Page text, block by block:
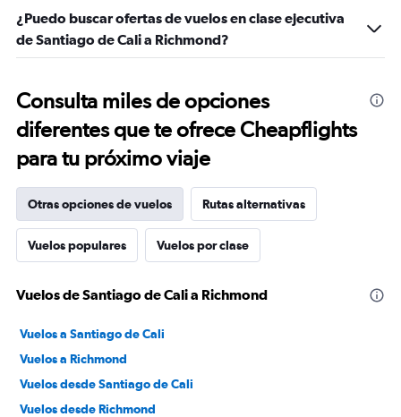
¿Puedo buscar ofertas de vuelos en clase ejecutiva
de Santiago de Cali a Richmond?
Consulta miles de opciones
diferentes que te ofrece Cheapflights
para tu próximo viaje
Otras opciones de vuelos Rutas alternativas
Vuelos populares Vuelos por clase
Vuelos de Santiago de Cali a Richmond
Vuelos a Santiago de Cali
Vuelos a Richmond
Vuelos desde Santiago de Cali
Vuelos desde Richmond